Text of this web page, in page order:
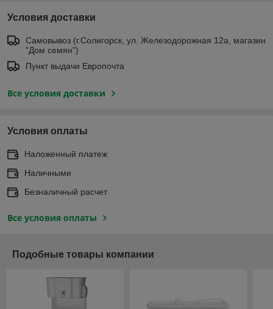
Условия доставки
Самовывоз (г.Солигорск, ул. Железодорожная 12а, магазин
"Дом семян")
Пункт выдачи Европочта
Все условия доставки
Условия оплаты
Наложенный платеж
Наличными
Безналичный расчет
Все условия оплаты
Подобные товары компании